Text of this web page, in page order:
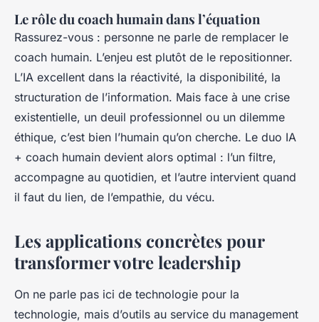
Le rôle du coach humain dans l’équation
Rassurez-vous : personne ne parle de remplacer le
coach humain. L’enjeu est plutôt de le repositionner.
L’IA excellent dans la réactivité, la disponibilité, la
structuration de l’information. Mais face à une crise
existentielle, un deuil professionnel ou un dilemme
éthique, c’est bien l’humain qu’on cherche. Le duo IA
+ coach humain devient alors optimal : l’un filtre,
accompagne au quotidien, et l’autre intervient quand
il faut du lien, de l’empathie, du vécu.
Les applications concrètes pour
transformer votre leadership
On ne parle pas ici de technologie pour la
technologie, mais d’outils au service du management